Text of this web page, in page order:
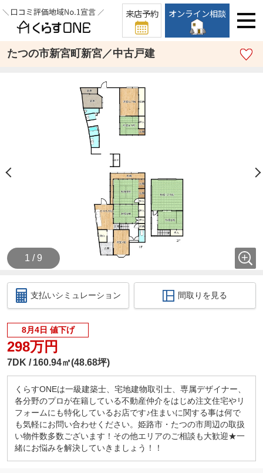
来店予約 オンライン相談
たつの市新宮町新宮／中古戸建
1 / 9
支払いシミュレーション 間取りを見る
8月4日 値下げ
298万円
7DK 160.94㎡(48.68坪)
くらすONEは一級建築士、宅地建物取引士、専属デザイナー、
各分野のプロが在籍している不動産仲介をはじめ注文住宅やリ
フォームにも特化しているお店です♪住まいに関する事は何で
も気軽にお問い合わせください。姫路市・たつの市周辺の取扱
い物件数多数ございます！その他エリアのご相談も大歓迎★一
緒にお悩みを解決していきましょう！！